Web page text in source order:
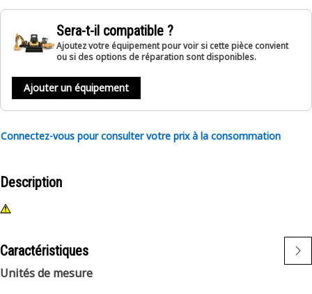
Sera-t-il compatible ?
Ajoutez votre équipement pour voir si cette pièce convient
ou si des options de réparation sont disponibles.
Ajouter un équipement
Connectez-vous pour consulter votre prix à la consommation
Description
Caractéristiques
Unités de mesure